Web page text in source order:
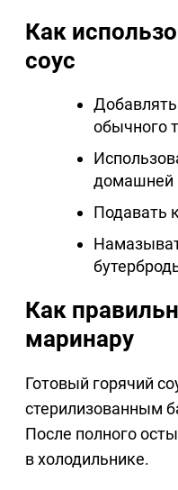
Как
соус
обычного
домашней
Подавать
Как
маринару
Готовый горячий
стерилизованным
После полного
в холодильнике.